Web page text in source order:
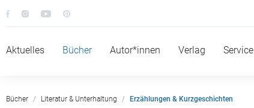
Aktuelles Bücher Autor*innen Verlag Service
Bücher Literatur & Unterhaltung Erzählungen & Kurzgeschichten